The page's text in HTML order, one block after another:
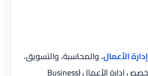
إدارة الأعمال، والمحاسبة، والتسويق،
والتمويل. يُقدم تخصص إدارة الأعمال (Business